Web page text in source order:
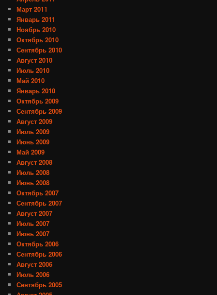
Март 2011
Январь 2011
Ноябрь 2010
Октябрь 2010
Сентябрь 2010
Август 2010
Июль 2010
Май 2010
Январь 2010
Октябрь 2009
Сентябрь 2009
Август 2009
Июль 2009
Июнь 2009
Май 2009
Август 2008
Июль 2008
Июнь 2008
Октябрь 2007
Сентябрь 2007
Август 2007
Июль 2007
Июнь 2007
Октябрь 2006
Сентябрь 2006
Август 2006
Июль 2006
Сентябрь 2005